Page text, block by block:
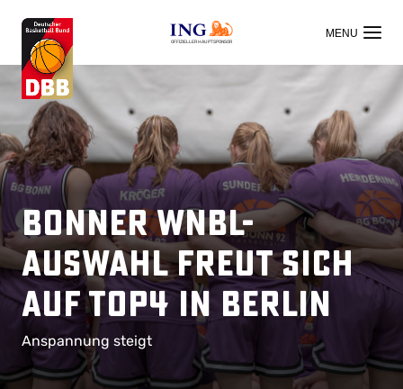
OFFIZIELLER HAUPTSPONSOR
Bonner WNBL-
Auswahl freut sich
auf TOP4 in Berlin
Anspannung steigt